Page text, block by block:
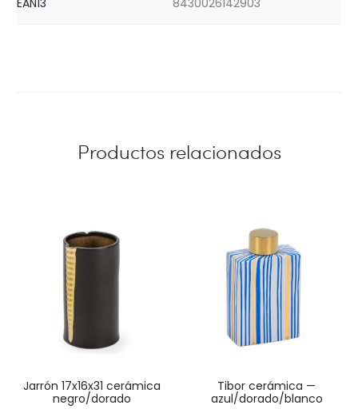
EAN13 8430026142903
Productos relacionados
jarrón 17x16x31 cerámica
negro/dorado
tibor cerámica —
azul/dorado/blanco